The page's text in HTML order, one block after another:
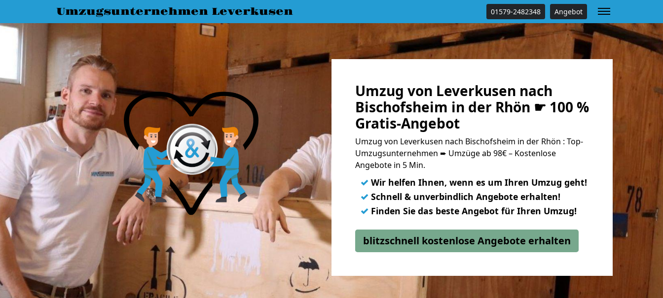
Umzugsunternehmen Leverkusen 01579-2482348 Angebot
Umzug von Leverkusen nach
Bischofsheim in der Rhön ☛ 100 %
Gratis-Angebot
Umzug von Leverkusen nach Bischofsheim in der Rhön : Top-
Umzugsunternehmen ➨ Umzüge ab 98€ – Kostenlose
Angebote in 5 Min.
✓ Wir helfen Ihnen, wenn es um Ihren Umzug geht!
✓ Schnell & unverbindlich Angebote erhalten!
✓ Finden Sie das beste Angebot für Ihren Umzug!
blitzschnell kostenlose Angebote erhalten